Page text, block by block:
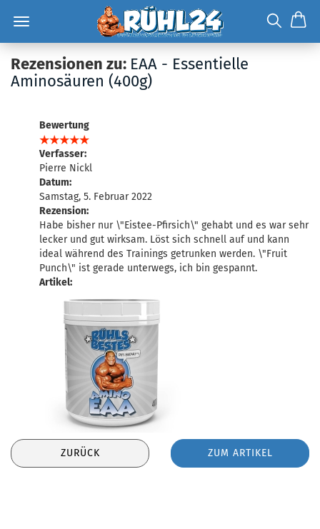
Rezensionen zu: EAA - Essentielle
Aminosäuren (400g)
Bewertung
Verfasser:
Pierre Nickl
Datum:
Samstag, 5. Februar 2022
Rezension:
Habe bisher nur \"Eistee-Pfirsich\" gehabt und es war sehr
lecker und gut wirksam. Löst sich schnell auf und kann
ideal während des Trainings getrunken werden. \"Fruit
Punch\" ist gerade unterwegs, ich bin gespannt.
Artikel:
ZURÜCK ZUM ARTIKEL